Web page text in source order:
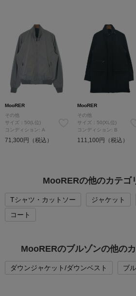
MooRER
その他
サイズ：50(L位)
コンディション: A
71,300円（税込）
MooRER
その他
サイズ：50(XL位)
コンディション: B
111,100円（税込）
MooRERの他のカテゴ
Tシャツ・カットソー ジャケット
コート
MooRERのブルゾンの他の
ダウンジャケット/ダウンベスト ブ